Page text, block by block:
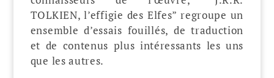
TOLKIEN, l’effigie des Elfes” regroupe un
ensemble d’essais fouillés, de traduction
et de contenus plus intéressants les uns
que les autres.